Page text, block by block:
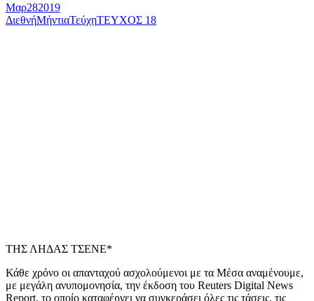
Μαρ282019
ΔιεθνήΜήντιαΤεύχηΤΕΥΧΟΣ 18
ΤΗΣ ΛΗΔΑΣ ΤΣΕΝΕ*
Κάθε χρόνο οι απανταχού ασχολούμενοι με τα Μέσα αναμένουμε,
με μεγάλη ανυπομονησία, την έκδοση του Reuters Digital News
Report, το οποίο καταφέρνει να συγκεράσει όλες τις τάσεις, τις